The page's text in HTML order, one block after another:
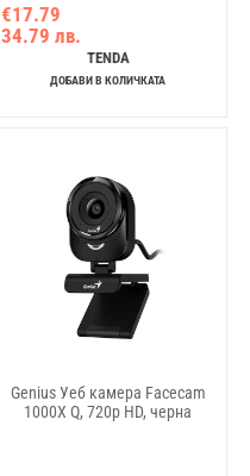
€17.79
34.79 лв.
TENDA
ДОБАВИ В КОЛИЧКАТА
Genius Уеб камера Facecam
1000X Q, 720p HD, черна